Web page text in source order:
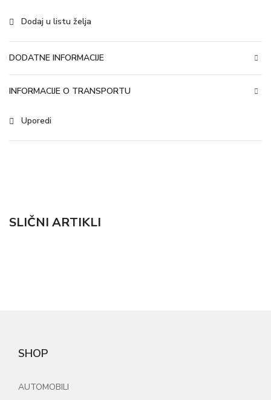
Dodaj u listu želja
DODATNE INFORMACIJE
INFORMACIJE O TRANSPORTU
Uporedi
SLIČNI ARTIKLI
SHOP
AUTOMOBILI